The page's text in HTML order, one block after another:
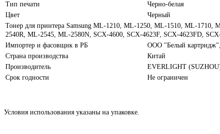
Тип печати
Черно-белая
Цвет
Черный
Тонер для принтера Samsung ML-1210, ML-1250, ML-1510, ML-
2540R, ML-2545, ML-2580N, SCX-4600, SCX-4623F, SCX-4623FD,
Импортер и фасовщик в РБ
ООО "Белый
Страна производства
Китай
Производитель
EVERLIGHT
Срок годности
Не ограничен
Условия использования указаны на упаковке.